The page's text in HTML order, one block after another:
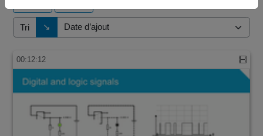
Tri ↘
Direction de tri
00:12:12